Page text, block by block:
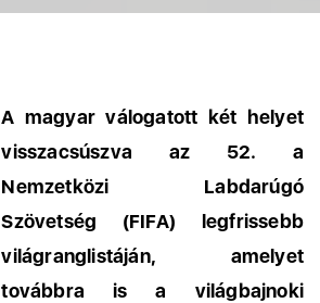
A magyar válogatott két helyet
visszacsúszva az 52. a
Nemzetközi Labdarúgó
Szövetség (FIFA) legfrissebb
világranglistáján, amelyet
továbbra is a világbajnoki